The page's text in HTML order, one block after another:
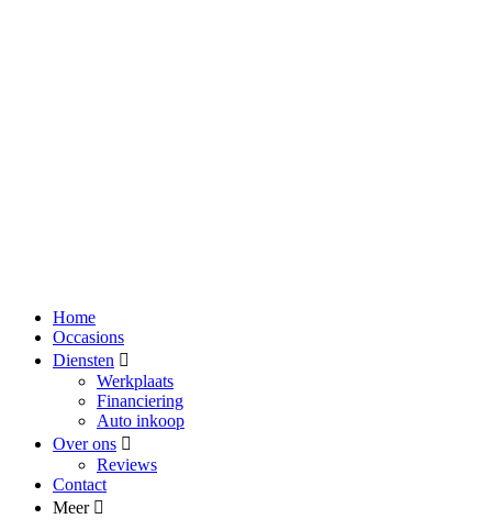
Home
Occasions
Diensten
Werkplaats
Financiering
Auto inkoop
Over ons
Reviews
Contact
Meer